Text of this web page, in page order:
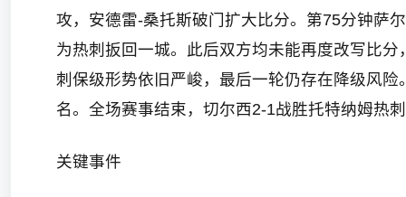
攻，安德雷-桑托斯破门扩大比分。第75分钟萨
为热刺扳回一城。此后双方均未能再度改写比
刺保级形势依旧严峻，最后一轮仍存在降级风
名。全场赛事结束，切尔西2-1战胜托特纳姆热
关键事件